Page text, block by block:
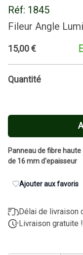
Réf: 1845
Fileur Angle
15,00€
Quantité
Panneau de fibre
de 16 mm d'epaisseur
Ajouter aux favoris
Délai de livraison
Livraison gratuite !